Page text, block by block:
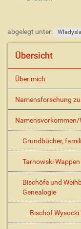
p
k
o
e
abgelegt unter:
Übersicht
Über mich
Namensforschung
Grundbücher,
Tarnowski
Bischöfe und
Genealogie
Bischof Wysocki